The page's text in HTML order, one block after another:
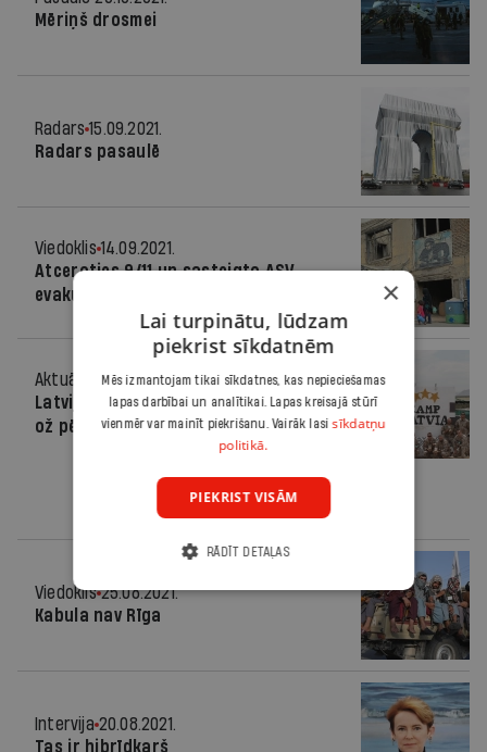
Mēriņš drosmei
Radars 15.09.2021.
Radars pasaulē
Viedoklis 14.09.2021.
Atceroties 9/11 un sasteigto ASV
evakuāciju no Afganistānas
Aktuāli
26.08.2021.
Latvijas karavīri par Afganistānu: tur
ož pēc bailēm
Viedoklis 25.08.2021.
Kabula nav Rīga
Intervija 20.08.2021.
Tas ir hibrīdkarš
×
Lai turpinātu, lūdzam
piekrist sīkdatnēm
Mēs izmantojam tikai sīkdatnes, kas nepieciešamas
lapas darbībai un analītikai. Lapas kreisajā stūrī
vienmēr var mainīt piekrišanu. Vairāk lasisīkdatņu
politikā.
PIEKRIST VISĀM
RĀDĪT DETAĻAS